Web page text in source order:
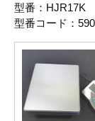
型番：HJR17K
型番コード：